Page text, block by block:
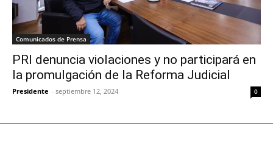
Comunicados de Prensa
PRI denuncia violaciones y no participará en
la promulgación de la Reforma Judicial
Presidente - septiembre 12, 2024 0